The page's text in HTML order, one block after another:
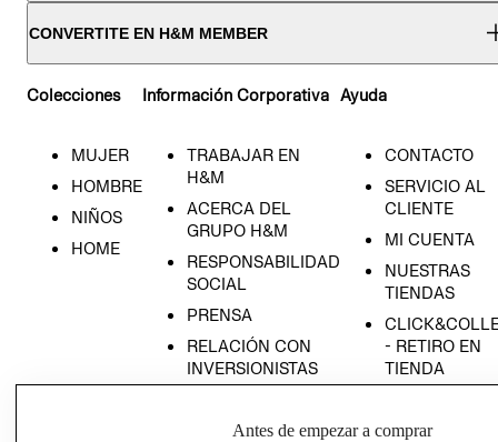
CONVERTITE EN H&M MEMBER
Colecciones
MUJER
HOMBRE
NIÑOS
HOME
Información Corporativa
TRABAJAR EN
H&M
ACERCA DEL
GRUPO H&M
RESPONSABILIDAD
SOCIAL
PRENSA
RELACIÓN CON
INVERSIONISTAS
EMPRESARIAL
Ayuda
CONTACTO
SERVICIO AL
CLIENTE
MI CUENTA
NUESTRAS
TIENDAS
- RETIRO EN
TIENDA
Antes de empezar a comprar